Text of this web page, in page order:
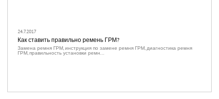
24.7.2017
Как ставить правильно ремень ГРМ?
Замена ремня ГРМ, инструкция по замене ремня ГРМ, диагностика ремня
ГРМ, правильность установки ремн...